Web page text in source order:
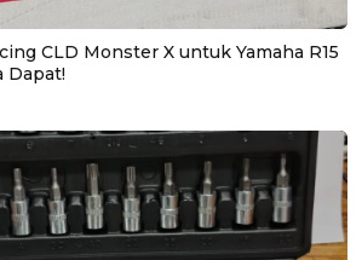
CLD Monster X untuk Yamaha R15
Dapat!